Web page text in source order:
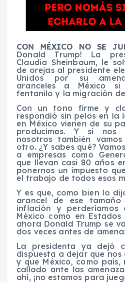
CON MÉXICO NO SE
Donald Trump! La
Claudia Sheinbaum, le
de orejas al presidente
Unidos por su
aranceles a México
fentanilo y la migración
Con un tono firme y
respondió sin pelos en la
en México vienen de su
producimos. Y si nos
nosotros también
otro. ¿Y sabes qué?
a empresas como
que llevan casi 80 años
ponernos un impuesto
el trabajo de todos esos
Y es que, como bien lo
arancel de ese
inflación y perderíamos
México como en Estados
ahora Donald Trump se
dos veces antes de
La presidenta ya dejó
dispuesta a dejar que
y que México, como
callado ante las
ahí, ¡no estamos para